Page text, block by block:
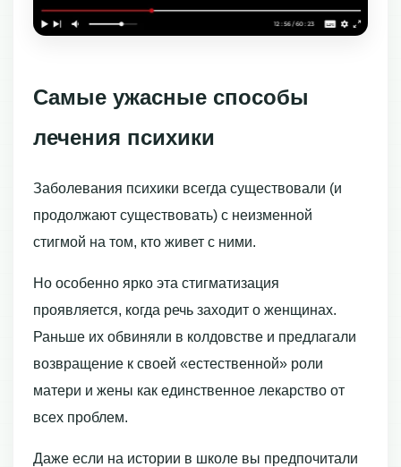
Самые ужасные способы
лечения психики
Заболевания психики всегда существовали (и
продолжают существовать) с неизменной
стигмой на том, кто живет с ними.
Но особенно ярко эта стигматизация
проявляется, когда речь заходит о женщинах.
Раньше их обвиняли в колдовстве и предлагали
возвращение к своей «естественной» роли
матери и жены как единственное лекарство от
всех проблем.
Даже если на истории в школе вы предпочитали